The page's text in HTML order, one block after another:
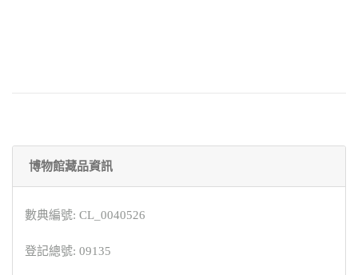
博物館藏品資訊
數典編號: CL_0040526
登記總號: 09135